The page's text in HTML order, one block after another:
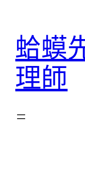
蛤蟆
理師